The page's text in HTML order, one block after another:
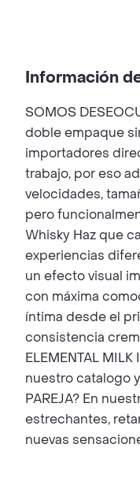
Información
SOMOS
doble empaque
importadores
trabajo, por eso
velocidades,
pero
Whisky Haz que
experiencias
un efecto visual
con máxima
íntima desde el
consistencia
ELEMENTAL
nuestro catalogo y
PAREJA? En
estrechantes,
nuevas